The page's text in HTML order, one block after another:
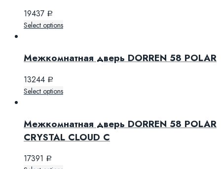
19437 Р
Select options
Межкомнатная дверь DORREN 58 POLAR
13244 Р
Select options
Межкомнатная дверь DORREN 58 POLAR
CRYSTAL CLOUD C
17391 Р